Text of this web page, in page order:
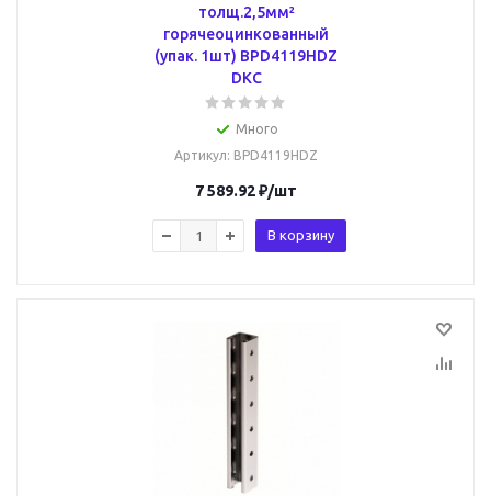
толщ.2,5мм²
горячеоцинкованный
(упак. 1шт) BPD4119HDZ
DKC
Много
Артикул: BPD4119HDZ
7 589.92₽/шт
В корзину